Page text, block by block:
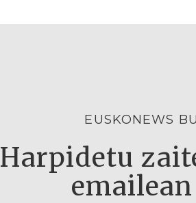
EUSKONEWS
Harpidetu